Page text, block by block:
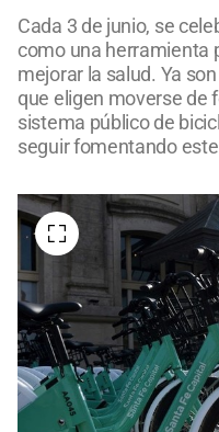
Cada 3 de junio, se
como una herramienta
mejorar la salud. Ya
que eligen moverse de
sistema público de
seguir fomentando